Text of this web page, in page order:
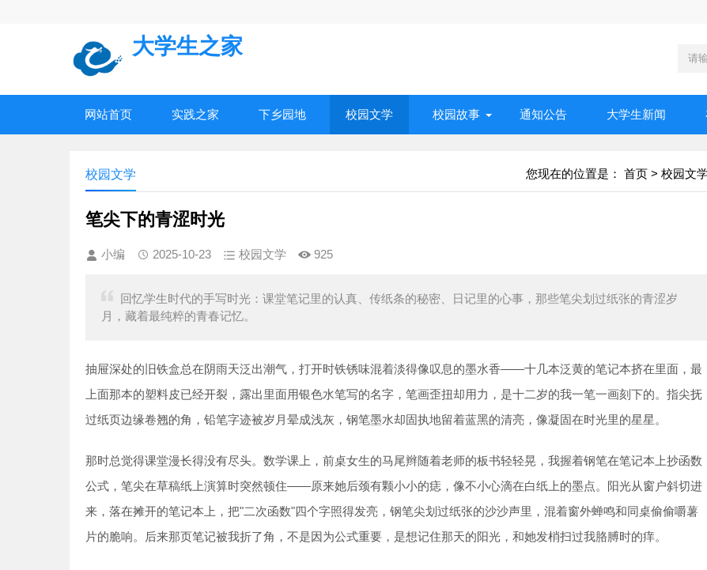
大学生之家
网站首页 实践之家 下乡园地 校园文学 校园故事 通知公告 大学生新闻
您现在的位置是： 首页 > 校园文
校园文学
笔尖下的青涩时光
小编 2025-10-23 校园文学 925
回忆学生时代的手写时光：课堂笔记里的认真、传纸条的秘密、日记里的心事，那些笔尖划过纸张的青涩岁
月，藏着最纯粹的青春记忆。
抽屉深处的旧铁盒总在阴雨天泛出潮气，打开时铁锈味混着淡得像叹息的墨水香——十几本泛黄的笔记本挤在里面，最
上面那本的塑料皮已经开裂，露出里面用银色水笔写的名字，笔画歪扭却用力，是十二岁的我一笔一画刻下的。指尖抚
过纸页边缘卷翘的角，铅笔字迹被岁月晕成浅灰，钢笔墨水却固执地留着蓝黑的清亮，像凝固在时光里的星星。
那时总觉得课堂漫长得没有尽头。数学课上，前桌女生的马尾辫随着老师的板书轻轻晃，我握着钢笔在笔记本上抄函数
公式，笔尖在草稿纸上演算时突然顿住——原来她后颈有颗小小的痣，像不小心滴在白纸上的墨点。阳光从窗户斜切进
来，落在摊开的笔记本上，把"二次函数"四个字照得发亮，钢笔尖划过纸张的沙沙声里，混着窗外蝉鸣和同桌偷偷嚼薯
片的脆响。后来那页笔记被我折了角，不是因为公式重要，是想记住那天的阳光，和她发梢扫过我胳膊时的痒。